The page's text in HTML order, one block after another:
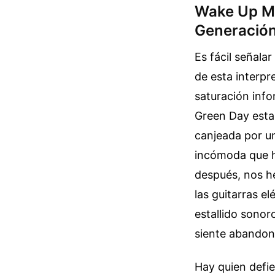
Wake Up
Es fácil
de esta
saturación
Green Day
canjeada por
incómoda que
después, nos
las guitarras
estallido
siente
Hay quien